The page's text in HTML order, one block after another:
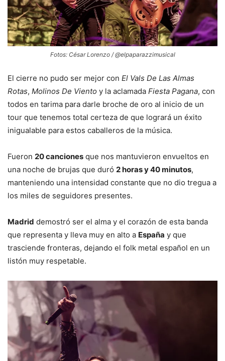
Fotos: César Lorenzo / @elpaparazzimusical
El cierre no pudo ser mejor con El Vals De Las Almas
Rotas, Molinos De Viento y la aclamada Fiesta Pagana, con
todos en tarima para darle broche de oro al inicio de un
tour que tenemos total certeza de que logrará un éxito
inigualable para estos caballeros de la música.
Fueron 20 canciones que nos mantuvieron envueltos en
una noche de brujas que duró 2 horas y 40 minutos,
manteniendo una intensidad constante que no dio tregua a
los miles de seguidores presentes.
Madrid demostró ser el alma y el corazón de esta banda
que representa y lleva muy en alto a España y que
trasciende fronteras, dejando el folk metal español en un
listón muy respetable.